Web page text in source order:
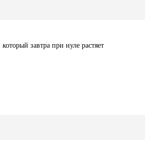
завтра при нуле растяет